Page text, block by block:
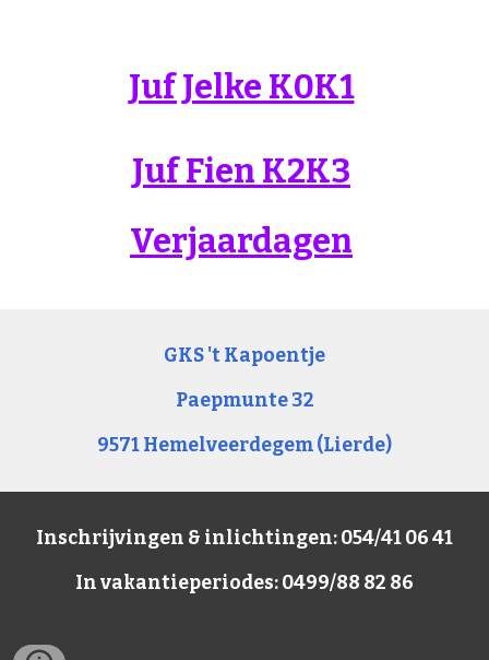
Juf Jelke K0K1
Juf Fien K2K3
Verjaardagen
GKS 't Kapoentje
Paepmunte 32
9571 Hemelveerdegem (Lierde)
Inschrijvingen & inlichtingen: 054/41 06 41
In vakantieperiodes: 0499/88 82 86